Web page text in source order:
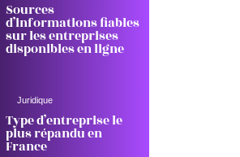
Sources
d’informations fiables
sur les entreprises
disponibles en ligne
Juridique
Type d’entreprise le
plus répandu en
France